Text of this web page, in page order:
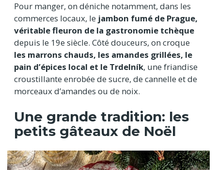
Pour manger, on déniche notamment, dans les
commerces locaux, le jambon fumé de Prague,
véritable fleuron de la gastronomie tchèque
depuis le 19e siècle. Côté douceurs, on croque
les marrons chauds, les amandes grillées, le
pain d’épices local et le Trdelník, une friandise
croustillante enrobée de sucre, de cannelle et de
morceaux d’amandes ou de noix.
Une grande tradition: les
petits gâteaux de Noël